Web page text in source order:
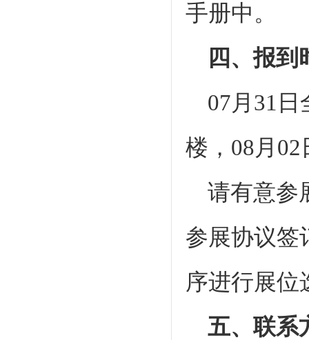
手册中。
四、报到
07月31
楼，08月
请有意参
参展协议签
序进行展位
五、联系